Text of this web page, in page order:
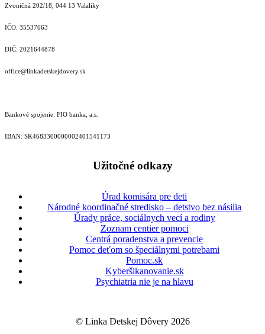
Zvoničná 202/18, 044 13 Valaliky
IČO: 35537663
DIČ: 2021644878
office@linkadetskejdovery.sk
Bankové spojenie: FIO banka, a.s.
IBAN: SK46833000000­02401541173
Užitočné odkazy
Úrad komisára pre deti
Národné koordinačné stredisko – detstvo bez násilia
Úrady práce, sociálnych vecí a rodiny
Zoznam centier pomoci
Centrá poradenstva a prevencie
Pomoc deťom so špeciálnymi potrebami
Pomoc.sk
Kyberšikanovanie.sk
Psychiatria nie je na hlavu
© Linka Detskej Dôvery 2026